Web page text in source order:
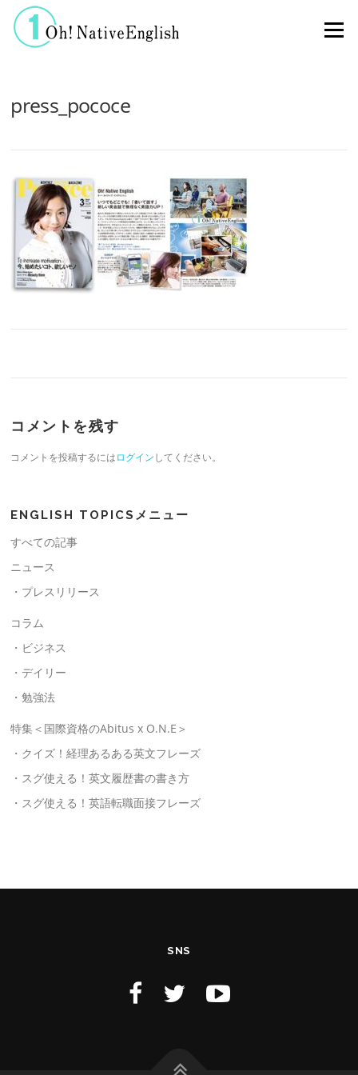
コンテンツへスキップ
メニュー
press_pococe
コメントを残す
コメントを投稿するにはログインしてください。
ENGLISH TOPICSメニュー
すべての記事
ニュース
・プレスリリース
コラム
・ビジネス
・デイリー
・勉強法
特集＜国際資格のAbitus x O.N.E＞
・クイズ！経理あるある英文フレーズ
・スグ使える！英文履歴書の書き方
・スグ使える！英語転職面接フレーズ
SNS